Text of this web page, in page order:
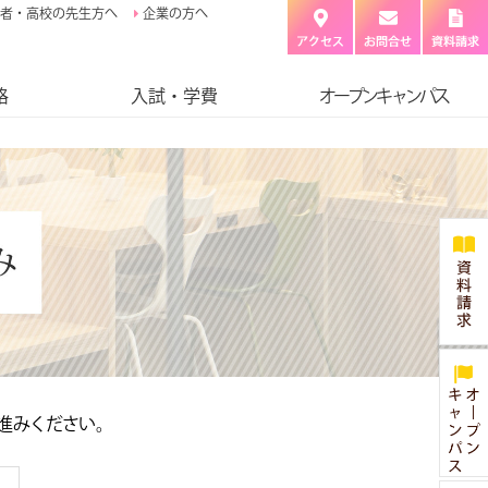
・高校の先生方へ 企業の方へ
入試・学費 オープンキャンパス
ください。